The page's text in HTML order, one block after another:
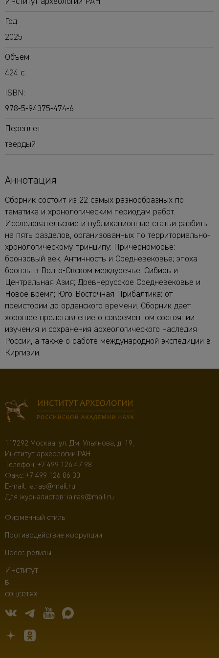
Год:
2025
Объем:
424 с.
ISBN:
978-5-94375-474-6
Переплет:
твердый
Аннотация
Сборник состоит из 22 самых разнообразных по
тематике и хронологическим периодам работ.
Исследовательские и публикационные статьи разбиты
на пять разделов, организованных по территориально-
хронологическому принципу: Причерноморье:
бронзовый век, Античность и Средневековье; эпоха
бронзы в Волго-Окском междуречье; Сибирь и
Центральная Азия; Древнерусское Средневековье и
Новое время; Юго-Восточная Прибалтика: от
преистории до орденского времени. Сборник дает
хорошее представление о современном состоянии
изучения и сохранения археологического наследия
России, а также о работе международной экспедиции в
Киргизии.
117292 Москва, ул. Дм. Ульянова, д. 19,
Институт археологии РАН
Телефон: +7 499 126 47 98
Факс: +7 499 126 06 30
E-mail: ia.ras@mail.ru
Для журналистов: ia.ras@mail.ru
Фирменный стиль
Противодействие коррупции
Пресс-релизы
Институт
в
соцсетях